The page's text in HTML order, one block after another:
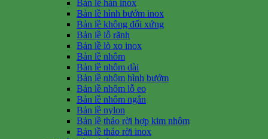
Bản lề hàn inox
Bản lề hình bướm inox
Bản lề không đối xứng
Bản lề lỗ rãnh
Bản lề lò xo inox
Bản lề nhôm
Bản lề nhôm dài
Bản lề nhôm hình bướm
Bản lề nhôm lỗ eo
Bản lề nhôm ngắn
Bản lề nylon
Bản lề tháo rời hợp kim nhôm
Bản lề tháo rời inox